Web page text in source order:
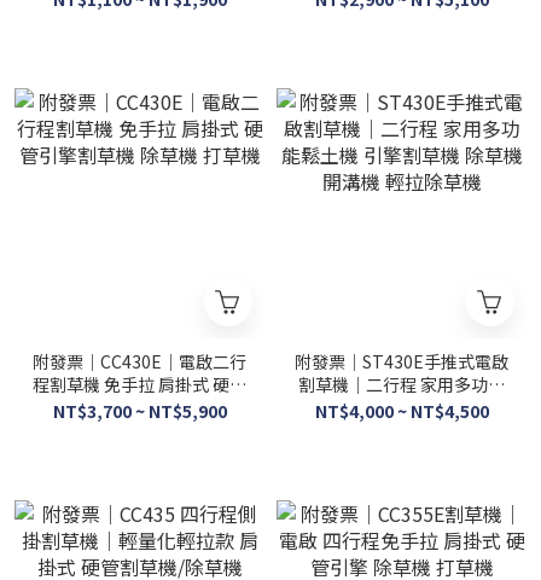
附發票｜CC430E｜電啟二行
程割草機 免手拉 肩掛式 硬管
引擎割草機 除草機 打草機
NT$3,700 ~ NT$5,900
附發票｜ST430E手推式電啟
割草機｜二行程 家用多功能
鬆土機 引擎割草機 除草機 開
NT$4,000 ~ NT$4,500